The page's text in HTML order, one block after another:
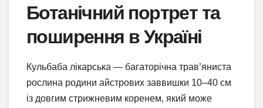
Ботанічний портрет та
поширення в Україні
Кульбаба лікарська — багаторічна трав’яниста
рослина родини айстрових заввишки 10–40 см
із довгим стрижневим коренем, який може